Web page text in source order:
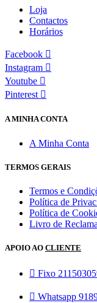
Loja
Contactos
Horários
Facebook
Instagram
Youtube
Pinterest
A MINHA CONTA
A Minha Conta
TERMOS GERAIS
Termos e
Política de
Política de
Livro de
APOIO AO CLIENTE
Fixo
Whatsapp